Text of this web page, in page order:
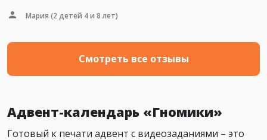
Мария (2 детей 4 и 8 лет)
Смотреть все отзывы
Адвент-календарь «Гномики»
Готовый к печати адвент с видеозаданиями – это